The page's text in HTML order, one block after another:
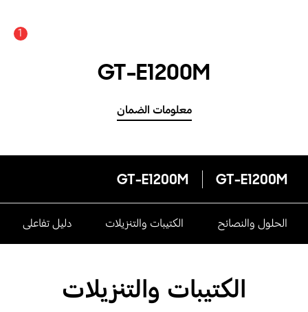
1
GT-E1200M
معلومات الضمان
GT-E1200M
GT-E1200M
الحلول والنصائح الكتيبات والتنزيلات دليل تفاعلى
الكتيبات والتنزيلات